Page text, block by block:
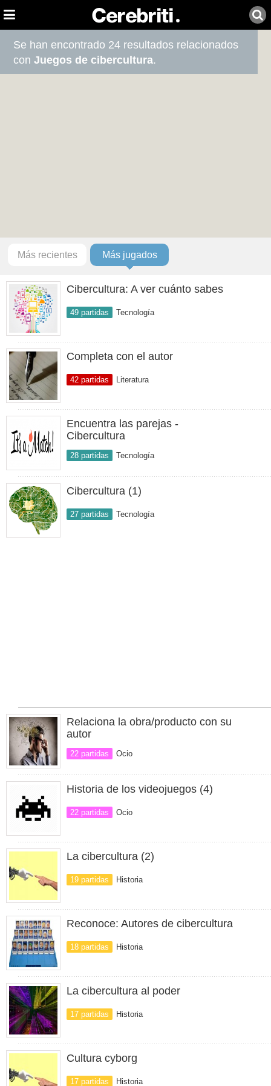
Se han encontrado 24 resultados relacionados
conJuegos de cibercultura.
Más recientes Más jugados
Cibercultura: A ver cuánto sabes
49 partidas Tecnología
Completa con el autor
42 partidas Literatura
Encuentra las parejas -
Cibercultura
28 partidas Tecnología
Cibercultura (1)
27 partidas Tecnología
Relaciona la obra/producto con su
autor
22 partidas Ocio
Historia de los videojuegos (4)
22 partidas Ocio
La cibercultura (2)
19 partidas Historia
Reconoce: Autores de cibercultura
18 partidas Historia
La cibercultura al poder
17 partidas Historia
Cultura cyborg
17 partidas Historia